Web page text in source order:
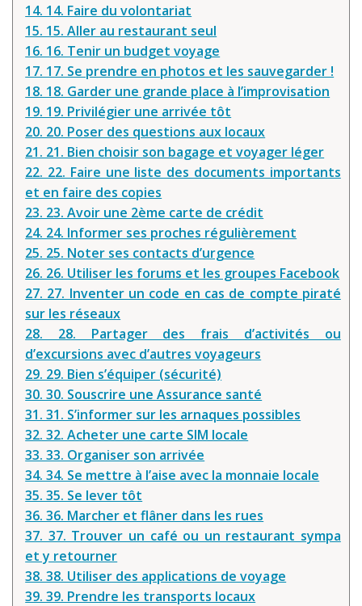
14. 14. Faire du volontariat
15. 15. Aller au restaurant seul
16. 16. Tenir un budget voyage
17. 17. Se prendre en photos et les sauvegarder !
18. 18. Garder une grande place à l’improvisation
19. 19. Privilégier une arrivée tôt
20. 20. Poser des questions aux locaux
21. 21. Bien choisir son bagage et voyager léger
22. 22. Faire une liste des documents importants
et en faire des copies
23. 23. Avoir une 2ème carte de crédit
24. 24. Informer ses proches régulièrement
25. 25. Noter ses contacts d’urgence
26. 26. Utiliser les forums et les groupes Facebook
27. 27. Inventer un code en cas de compte piraté
sur les réseaux
28. 28. Partager des frais d’activités ou
d’excursions avec d’autres voyageurs
29. 29. Bien s’équiper (sécurité)
30. 30. Souscrire une Assurance santé
31. 31. S’informer sur les arnaques possibles
32. 32. Acheter une carte SIM locale
33. 33. Organiser son arrivée
34. 34. Se mettre à l’aise avec la monnaie locale
35. 35. Se lever tôt
36. 36. Marcher et flâner dans les rues
37. 37. Trouver un café ou un restaurant sympa
et y retourner
38. 38. Utiliser des applications de voyage
39. 39. Prendre les transports locaux